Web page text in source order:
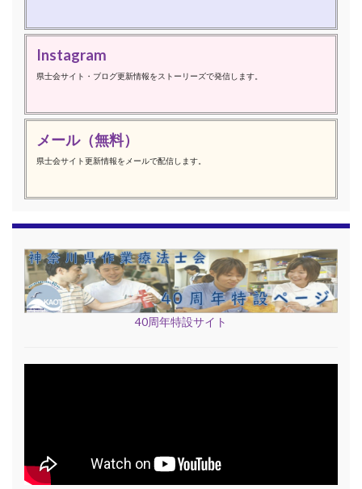
Instagram
県士会サイト・ブログ更新情報をストーリーズで発信します。
メール（無料）
県士会サイト更新情報をメールで配信します。
40周年特設サイト